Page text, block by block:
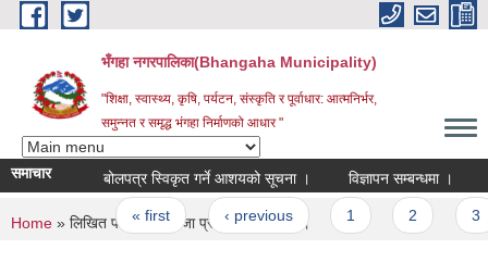
Skip to main content
भँगहा नगरपालिका(Bhangaha Municipality)
"शिक्षा, स्वास्थ्य, कृषि, पर्यटन, संस्कृति र पूर्वाधार: आत्मनिर्भर,
समुन्नत र समृद्ध भंगहा निर्माणको आधार "
समाचार बोलपत्र स्विकृत गर्ने आशयको सूचना । विज्ञापन सम्बन्धमा ।
Pages
« first ‹ previous
You are here
Home » लिखित परीक्षाको नतिजा प्रकाशन सम्बन्धमा ।